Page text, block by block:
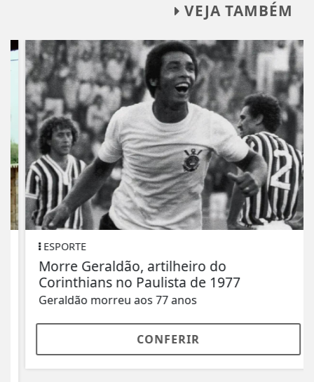
VEJA TAMBÉM
ESPORTE
Morre Geraldão, artilheiro do
Corinthians no Paulista de 1977
Geraldão morreu aos 77 anos
CONFERIR